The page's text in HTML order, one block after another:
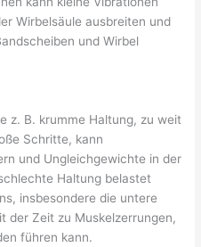
Wirbelsäule ausbreiten und
und Wirbel
z. B. krumme Haltung, zu weit
Schritte, kann
und Ungleichgewichte in der
Haltung belastet
insbesondere die untere
der Zeit zu Muskelzerrungen,
führen kann.